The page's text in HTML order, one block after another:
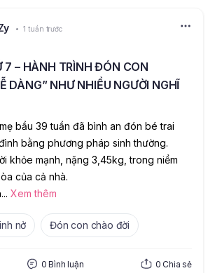
1 tuần trước
7 – HÀNH TRÌNH ĐÓN CON
DÀNG” NHƯ NHIỀU NGƯỜI NGHĨ
bầu 39 tuần đã bình an đón bé trai
bằng phương pháp sinh thường.
khỏe mạnh, nặng 3,45kg, trong niềm
của cả nhà.
... Xem thêm
nở Đón con chào đời
0 Bình luận 0 Chia sẻ